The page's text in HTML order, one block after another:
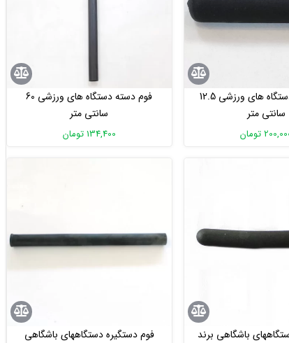
فوم دسته دستگاه های ورزشی 12.5
سانتی متر
تومان
فوم دسته دستگاه های ورزشی 60
سانتی متر
134,400 تومان
باشگاهی برند
فوم دستگیره دستگاههای باشگاهی